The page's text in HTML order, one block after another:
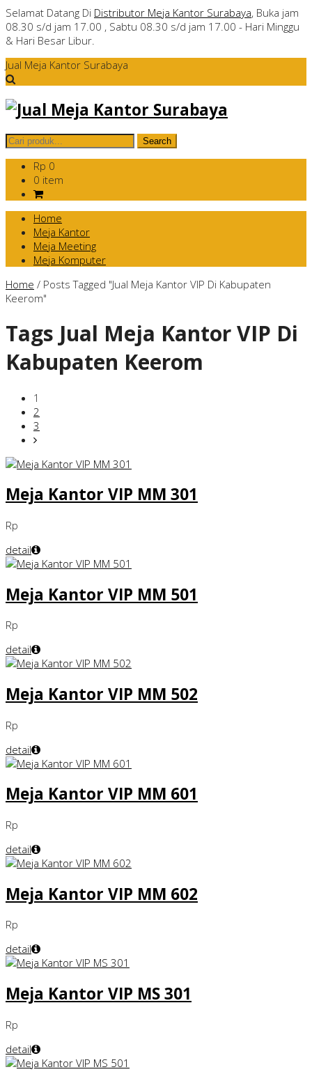
Selamat Datang Di Distributor Meja Kantor Surabaya, Buka jam
08.30 s/d jam 17.00 , Sabtu 08.30 s/d jam 17.00 - Hari Minggu
& Hari Besar Libur.
Jual Meja Kantor Surabaya
Rp 0
0 item
Home
Meja Kantor
Meja Meeting
Meja Komputer
Home / Posts Tagged "Jual Meja Kantor VIP Di Kabupaten
Keerom"
Tags Jual Meja Kantor VIP Di
Kabupaten Keerom
1
2
3
Meja Kantor VIP MM 301
Rp
detail
Meja Kantor VIP MM 501
Rp
detail
Meja Kantor VIP MM 502
Rp
detail
Meja Kantor VIP MM 601
Rp
detail
Meja Kantor VIP MM 602
Rp
detail
Meja Kantor VIP MS 301
Rp
detail